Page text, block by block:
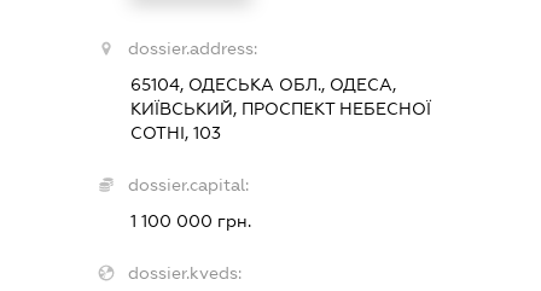
dossier.address:
65104, ОДЕСЬКА ОБЛ., ОДЕСА,
КИЇВСЬКИЙ, ПРОСПЕКТ НЕБЕСНОЇ
СОТНІ, 103
dossier.capital:
1 100 000 грн.
dossier.kveds: